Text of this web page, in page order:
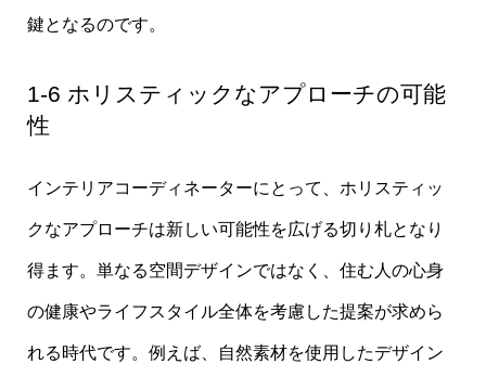
鍵となるのです。
1-6 ホリスティックなアプローチの可能
性
インテリアコーディネーターにとって、ホリスティッ
クなアプローチは新しい可能性を広げる切り札となり
得ます。単なる空間デザインではなく、住む人の心身
の健康やライフスタイル全体を考慮した提案が求めら
れる時代です。例えば、自然素材を使用したデザイン